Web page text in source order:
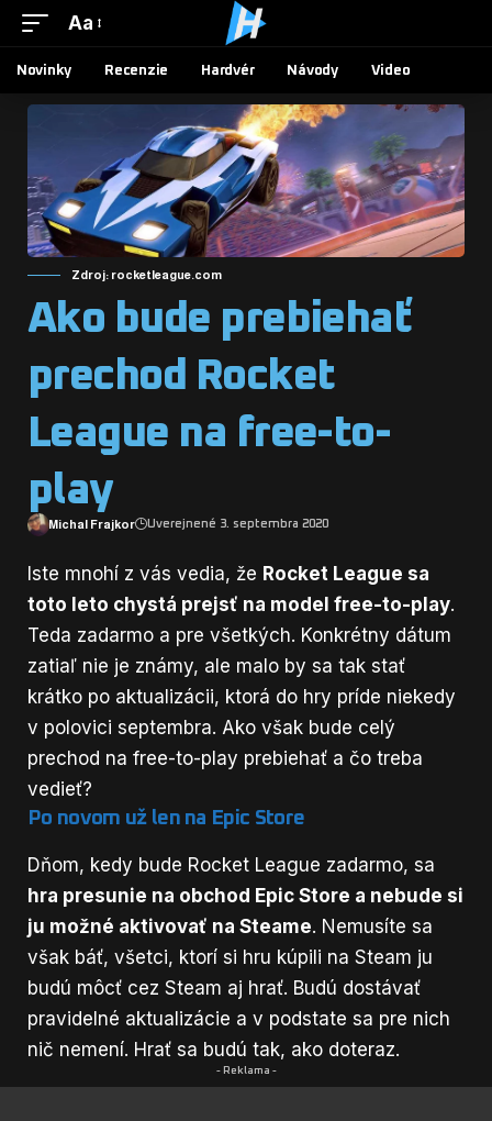
Aa
Novinky Recenzie Hardvér Návody Video
Zdroj: rocketleague.com
Ako bude prebiehať
prechod Rocket
League na free-to-
play
Michal Frajkor Uverejnené 3. septembra 2020
Iste mnohí z vás vedia, že Rocket League sa
toto leto chystá prejsť na model free-to-play.
Teda zadarmo a pre všetkých. Konkrétny dátum
zatiaľ nie je známy, ale malo by sa tak stať
krátko po aktualizácii, ktorá do hry príde niekedy
v polovici septembra. Ako však bude celý
prechod na free-to-play prebiehať a čo treba
vedieť?
Po novom už len na Epic Store
Dňom, kedy bude Rocket League zadarmo, sa
hra presunie na obchod Epic Store a nebude si
ju možné aktivovať na Steame. Nemusíte sa
však báť, všetci, ktorí si hru kúpili na Steam ju
budú môcť cez Steam aj hrať. Budú dostávať
pravidelné aktualizácie a v podstate sa pre nich
nič nemení. Hrať sa budú tak, ako doteraz.
- Reklama -